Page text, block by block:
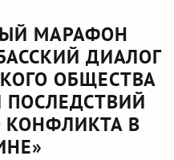
МАРАФОН
ДИАЛОГ
ОБЩЕСТВА
В